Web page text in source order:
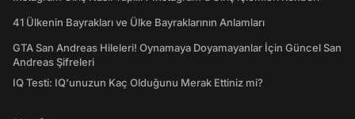
41 Ülkenin Bayrakları ve Ülke Bayraklarının Anlamları
GTA San Andreas Hileleri! Oynamaya Doyamayanlar İçin Güncel San
Andreas Şifreleri
IQ Testi: IQ'unuzun Kaç Olduğunu Merak Ettiniz mi?